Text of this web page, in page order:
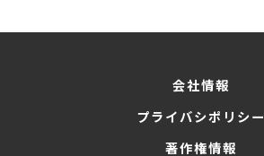
会社情報
プライバシポリシー
著作権情報